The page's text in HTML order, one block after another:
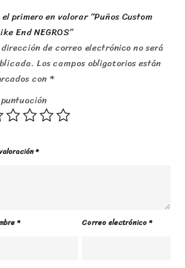
primero en valorar “Puños Custom
End NEGROS”
dirección de correo electrónico no será
Los campos obligatorios están
con *
*
* Correo electrónico*